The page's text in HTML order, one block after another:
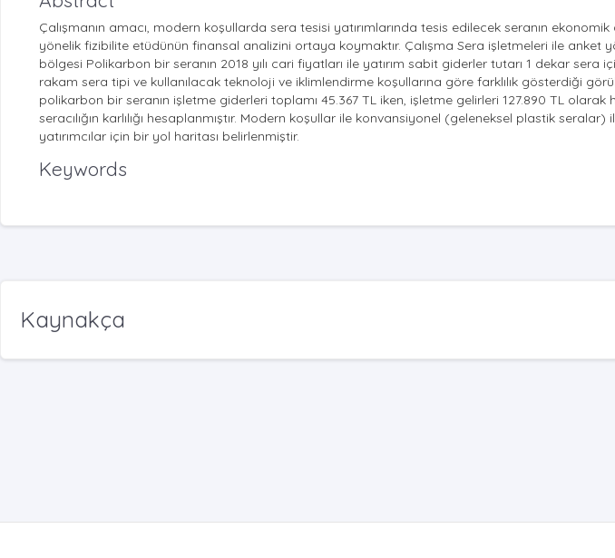
Çalışmanın amacı, modern koşullarda sera tesisi yatırımlarında tesis edilecek seranın
yönelik fizibilite etüdünün finansal analizini ortaya koymaktır. Çalışma Sera işletmeleri ile anket
bölgesi Polikarbon bir seranın 2018 yılı cari fiyatları ile yatırım sabit giderler tutarı 1 dekar sera
rakam sera tipi ve kullanılacak teknoloji ve iklimlendirme koşullarına göre farklılık gösterdiği
polikarbon bir seranın işletme giderleri toplamı 45.367 TL iken, işletme gelirleri 127.890 TL olarak
seracılığın karlılığı hesaplanmıştır. Modern koşullar ile konvansiyonel (geleneksel plastik seralar)
yatırımcılar için bir yol haritası belirlenmiştir.
Keywords
Kaynakça